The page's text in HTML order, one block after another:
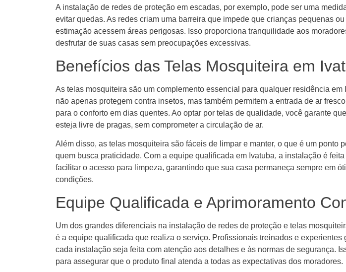
A instalação de redes de proteção em escadas, por exemplo, pode ser uma
evitar quedas. As redes criam uma barreira que impede que crianças pequenas
estimação acessem áreas perigosas. Isso proporciona tranquilidade aos
desfrutar de suas casas sem preocupações excessivas.
Benefícios das Telas Mosquiteira em
As telas mosquiteira são um complemento essencial para qualquer residência em
não apenas protegem contra insetos, mas também permitem a entrada de ar
para o conforto em dias quentes. Ao optar por telas de qualidade, você garante
esteja livre de pragas, sem comprometer a circulação de ar.
Além disso, as telas mosquiteira são fáceis de limpar e manter, o que é um ponto
quem busca praticidade. Com a equipe qualificada em Ivatuba, a instalação é
facilitar o acesso para limpeza, garantindo que sua casa permaneça sempre em
condições.
Equipe Qualificada e Aprimoramento
Um dos grandes diferenciais na instalação de redes de proteção e telas
é a equipe qualificada que realiza o serviço. Profissionais treinados e experientes
cada instalação seja feita com atenção aos detalhes e às normas de segurança.
para assegurar que o produto final atenda a todas as expectativas dos moradores.